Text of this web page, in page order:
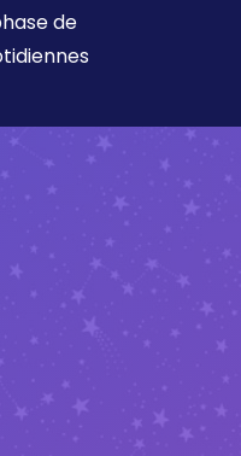
de